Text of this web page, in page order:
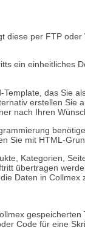
diese per FTP
ein einheitliches
das Sie
erstellen Sie
nach Ihren
Sie mit HTML-
Kategorien,
übertragen
Daten in Collmex
Code für eine